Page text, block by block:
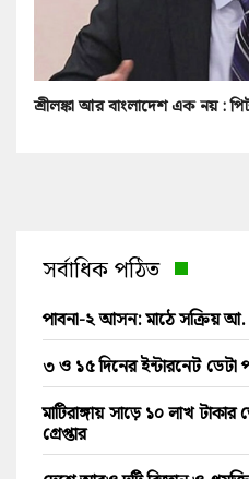
শ্রীলঙ্কা আর বাংলাদেশ এক নয় :
সর্বাধিক পঠিত
পাবনা-২ আসন: মাঠে সক্রিয় আ.
৩ ও ১৫ দিনের ইন্টারনেট
মাটিরাঙ্গায় সাড়ে ১০ লাখ
গ্রেপ্তার